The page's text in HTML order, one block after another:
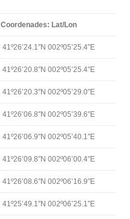
Coordenades: Lat/Lon
41º26’24.1″N 002º05’25.4″E
41º26’20.8″N 002º05’25.4″E
41º26’20.3″N 002º05’29.0″E
41º26’06.8″N 002º05’39.6″E
41º26’06.9″N 002º05’40.1″E
41º26’09.8″N 002º06’00.4″E
41º26’08.6″N 002º06’16.9″E
41º25’49.1″N 002º06’25.1″E